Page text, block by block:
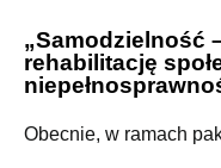
„Samodzielność
rehabilitację
Obecnie, w ramach